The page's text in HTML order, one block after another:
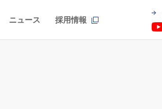
ニュース 採用情報